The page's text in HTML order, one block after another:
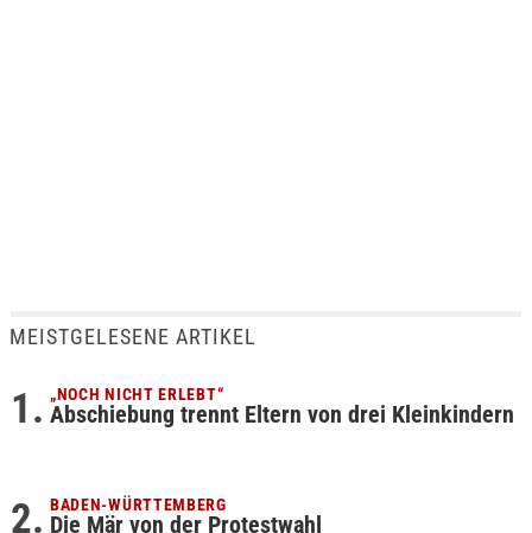
MEISTGELESENE ARTIKEL
„NOCH NICHT ERLEBT“
Abschiebung trennt Eltern von drei Kleinkindern
BADEN-WÜRTTEMBERG
Die Mär von der Protestwahl